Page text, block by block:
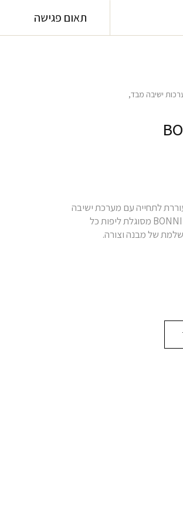
תאום פגישה
ישיבה מבד,
של שנות ה-70 מתעוררת לתחייה עם מערכת ישיבה
BONNIE בעלת הקווים המעוגלים. ה BONNIE מסוגלת ליפות כל
של מבנה וצורה.